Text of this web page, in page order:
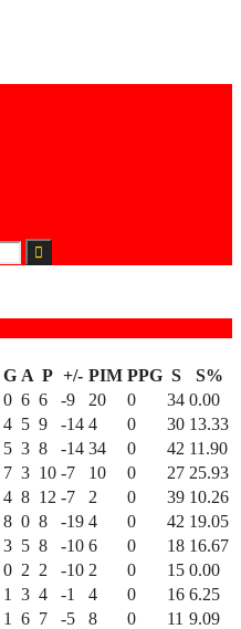
G A P +/- PIM PPG S
S%
0 6 6 -9 20 0 34 0.00
4 5 9 -14 4 0 30 13.33
5 3 8 -14 34 0 42 11.90
7 3 10 -7 10 0 27 25.93
4 8 12 -7 2 0 39 10.26
8 0 8 -19 4 0 42 19.05
3 5 8 -10 6 0 18 16.67
0 2 2 -10 2 0 15 0.00
1 3 4 -1 4 0 16 6.25
1 6 7 -5 8 0 11 9.09